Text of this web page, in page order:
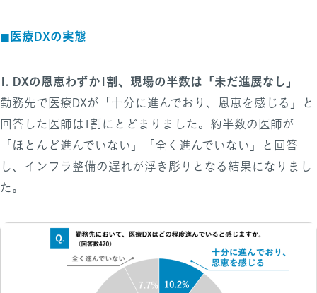
◼︎医療DXの実態
1. DXの恩恵わずか1割、現場の半数は「未だ進展なし」
勤務先で医療DXが「十分に進んでおり、恩恵を感じる」と
回答した医師は1割にとどまりました。約半数の医師が
「ほとんど進んでいない」「全く進んでいない」と回答
し、インフラ整備の遅れが浮き彫りとなる結果になりまし
た。